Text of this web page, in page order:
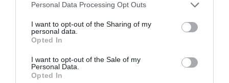
Personal Data Processing Opt Outs
I want to opt-out of the Sharing of my
personal data.
Opted In
I want to opt-out of the Sale of my
Personal Data.
Opted In
una modificación respecto al recorrido previsto
inicialmente en el bando anterior.
El motivo de este cambio responde a la necesidad de
facilitar la entrada y salida de vehículos pesados por
la calle Ramón y Cajal, evitando así el tránsito sobre